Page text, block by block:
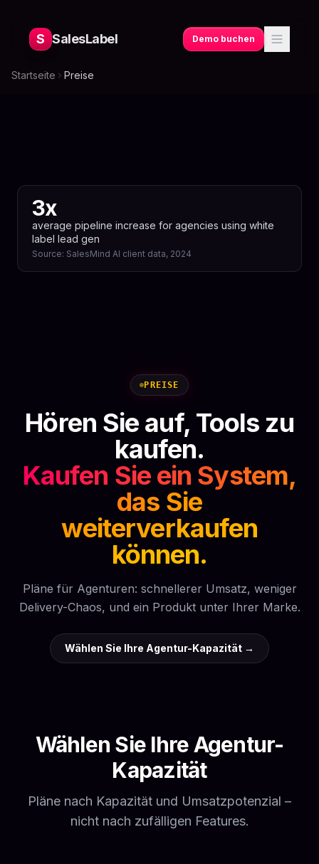
S SalesLabel Demo buchen
Startseite Preise
3x
average pipeline increase for agencies using white
label lead gen
Source: SalesMind AI client data, 2024
PREISE
Hören Sie auf, Tools zu
kaufen.
Kaufen Sie ein System,
das Sie
weiterverkaufen
können.
Pläne für Agenturen: schnellerer Umsatz, weniger
Delivery-Chaos, und ein Produkt unter Ihrer Marke.
Wählen Sie Ihre Agentur-Kapazität →
Wählen Sie Ihre Agentur-
Kapazität
Pläne nach Kapazität und Umsatzpotenzial –
nicht nach zufälligen Features.